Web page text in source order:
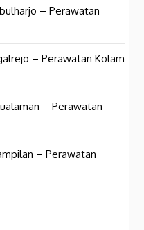
– Perawatan
– Perawatan Kolam
– Perawatan
– Perawatan